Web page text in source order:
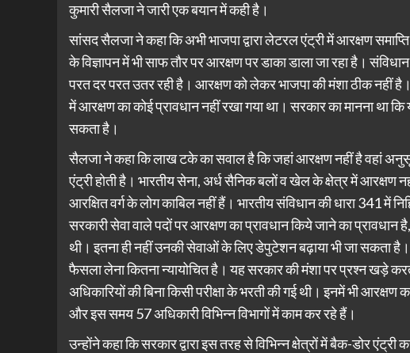
कुमारी सैलजा ने जारी एक बयान में कही है।
सांसद सैलजा ने कहा कि अभी भाजपा द्वारा लेटरल एंट्री में आरक्षण
के विज्ञापन में भी साफ तौर पर आरक्षण पर डाका डाला जा रहा है।
परत दर परत उतर रही है। आरक्षण को लेकर भाजपा की मंशा ठीक
में आरक्षण का कोई प्रावधान नहीं रखा गया था। सरकार का मानना था
सकता है।
सैलजा ने कहा कि लाख टके का सवाल है कि जहां आरक्षण नहीं है वहां
एंट्री होती है। भारतीय सेना, अर्ध सैनिक बलों व खेल के क्षेत्र में आरक्षण
आरक्षित वर्ग के लोग काबिल नहीं हैं। भारतीय संविधान की धारा 341 में
सरकारी सेवा वाले पदों पर आरक्षण का प्रावधान किये जाने का
थी। इतना ही नहीं उनकी सेवाओं के लिए डेपुटेशन बढ़ाया भी जा सकता
फैसला लेना कितना न्यायोचित है। यह सरकार की मंशा पर प्रश्न खड़े
अधिकारियों की बिना किसी परीक्षा के भरती की गई थी। इनमें भी
और इस समय 57 अधिकारी विभिन्न विभागों में काम कर रहे हैं।
उन्होंने कहा कि सरकार द्वारा इस तरह से विभिन्न क्षेत्रों में बैक-डोर